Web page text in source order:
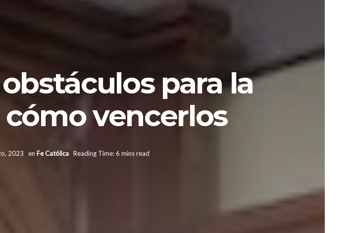
para la
vencerlos
2023 en Fe Católica Reading Time: 6 mins read